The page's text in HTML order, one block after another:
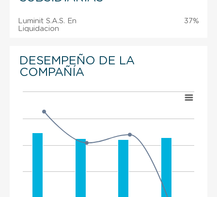
Luminit S.A.S. En
Liquidacion
37%
DESEMPEÑO DE LA
COMPAÑÍA